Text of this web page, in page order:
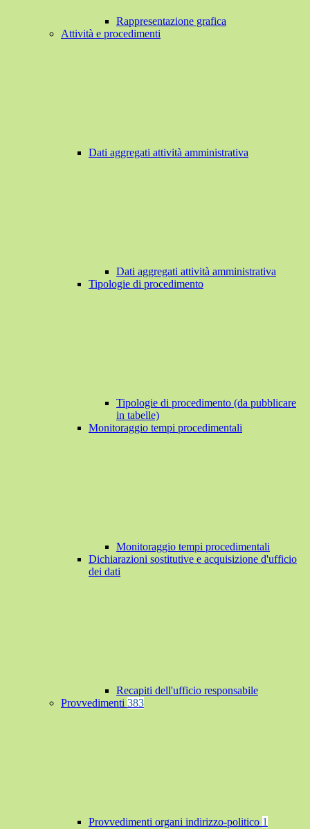
Rappresentazione grafica
Attività e procedimenti
Dati aggregati attività amministrativa
Dati aggregati attività amministrativa
Tipologie di procedimento
Tipologie di procedimento (da pubblicare
in tabelle)
Monitoraggio tempi procedimentali
Monitoraggio tempi procedimentali
Dichiarazioni sostitutive e acquisizione d'ufficio
dei dati
Recapiti dell'ufficio responsabile
Provvedimenti 383
Provvedimenti organi indirizzo-politico 1